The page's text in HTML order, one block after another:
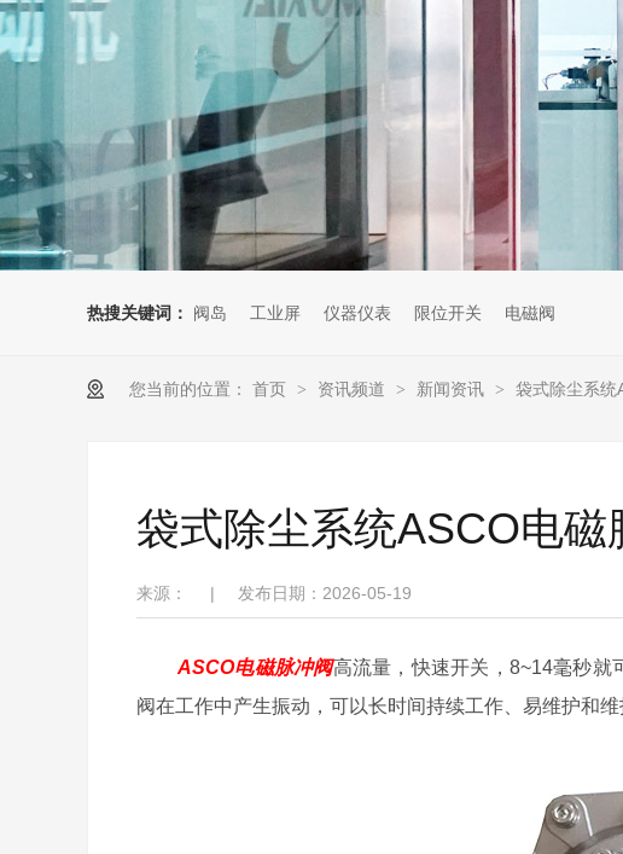
热搜关键词： 阀岛 工业屏 仪器仪表 限位开关 电磁阀
您当前的位置： 首页 > 资讯频道 > 新闻资讯 > 袋式除尘系统
袋式除尘系统ASCO电
来源： | 发布日期：2026-05-19
ASCO电磁脉冲阀高流量，快速开关，8~14毫秒就
阀在工作中产生振动，可以长时间持续工作、易维护和维